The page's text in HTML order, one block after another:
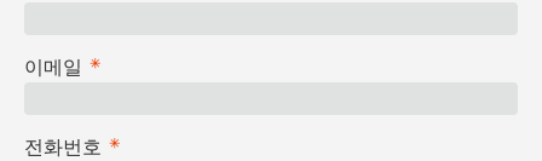
이메일
전화번호